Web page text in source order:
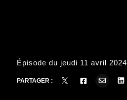
Épisode du jeudi 11 avril 2024
PARTAGER :